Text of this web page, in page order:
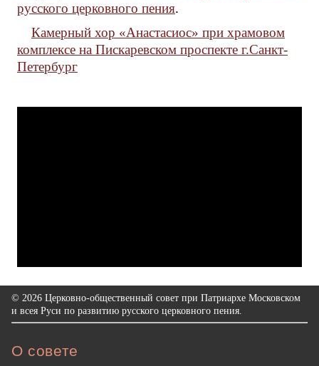
русского церковного пения.
Камерный хор «Анастасиос» при храмовом
комплексе на Пискаревском проспекте г.Санкт-
Петербург
© 2026 Церковно-общественный совет при Патриархе Московском
и всея Руси по развитию русского церковного пения.
О совете